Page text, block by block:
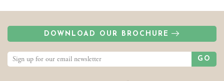
DOWNLOAD OUR BROCHURE
GO